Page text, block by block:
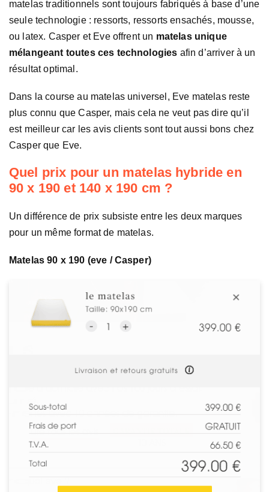
matelas traditionnels sont toujours fabriqués à base d’une
seule technologie : ressorts, ressorts ensachés, mousse,
ou latex. Casper et Eve offrent un matelas unique
mélangeant toutes ces technologies afin d’arriver à un
résultat optimal.
Dans la course au matelas universel, Eve matelas reste
plus connu que Casper, mais cela ne veut pas dire qu’il
est meilleur car les avis clients sont tout aussi bons chez
Casper que Eve.
Quel prix pour un matelas hybride en
90 x 190 et 140 x 190 cm ?
Un différence de prix subsiste entre les deux marques
pour un même format de matelas.
Matelas 90 x 190 (eve / Casper)